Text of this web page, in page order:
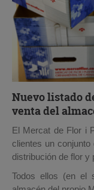
Nuevo listado
venta del
El Mercat de Flor i
clientes un
distribución de flor y
Todos ellos (en el